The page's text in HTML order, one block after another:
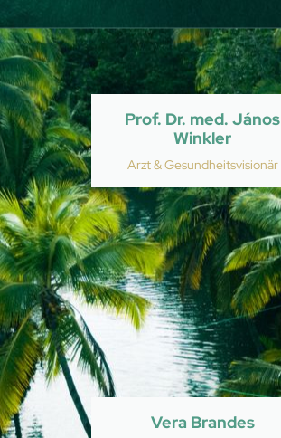
Prof. Dr. med. János
Winkler
Arzt & Gesundheitsvisionär
Vera Brandes